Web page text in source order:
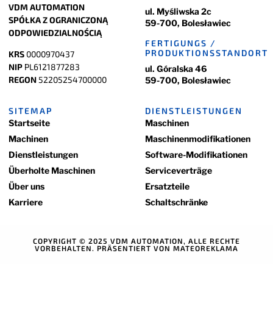
VDM AUTOMATION
SPÓŁKA Z OGRANICZONĄ
ODPOWIEDZIALNOŚCIĄ
KRS 0000970437
NIP PL6121877283
REGON 52205254700000
ul. Myśliwska 2c
59-700, Bolesławiec
FERTIGUNGS /
PRODUKTIONSSTANDORT
ul. Góralska 46
59-700, Bolesławiec
SITEMAP
Startseite
Machinen
Dienstleistungen
Überholte Maschinen
Über uns
Karriere
DIENSTLEISTUNGEN
Maschinen
Maschinenmodifikationen
Software-Modifikationen
Serviceverträge
Ersatzteile
Schaltschränke
COPYRIGHT © 2025 VDM AUTOMATION, ALLE RECHTE
VORBEHALTEN. PRÄSENTIERT VON MATEOREKLAMA